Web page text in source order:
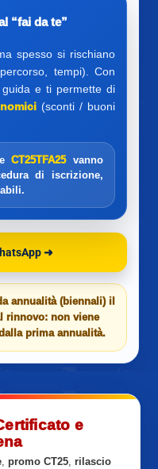
“fai da te”
spesso si rischiano
tempi). Con
e ti permette di
(sconti / buoni
CT25TFA25vanno
di iscrizione,
➜
annualità (biennali) il
rinnovo: non viene
prima annualità.
e
, promo CT25, rilascio